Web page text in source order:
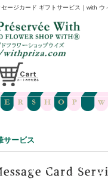
ージカード ギフトサービス｜with ウ
サービス